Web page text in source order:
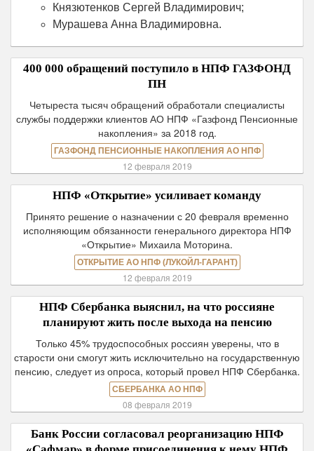
Князютенков Сергей Владимирович;
Мурашева Анна Владимировна.
400 000 обращений поступило в НПФ ГАЗФОНД
ПН
Четыреста тысяч обращений обработали специалисты
службы поддержки клиентов АО НПФ «Газфонд Пенсионные
накопления» за 2018 год.
ГАЗФОНД ПЕНСИОННЫЕ НАКОПЛЕНИЯ АО НПФ
12 февраля 2019
НПФ «Открытие» усиливает команду
Принято решение о назначении с 20 февраля временно
исполняющим обязанности генерального директора НПФ
«Открытие» Михаила Моторина.
ОТКРЫТИЕ АО НПФ (ЛУКОЙЛ-ГАРАНТ)
12 февраля 2019
НПФ Сбербанка выяснил, на что россияне
планируют жить после выхода на пенсию
Только 45% трудоспособных россиян уверены, что в
старости они смогут жить исключительно на государственную
пенсию, следует из опроса, который провел НПФ Сбербанка.
СБЕРБАНКА АО НПФ
08 февраля 2019
Банк России согласовал реорганизацию НПФ